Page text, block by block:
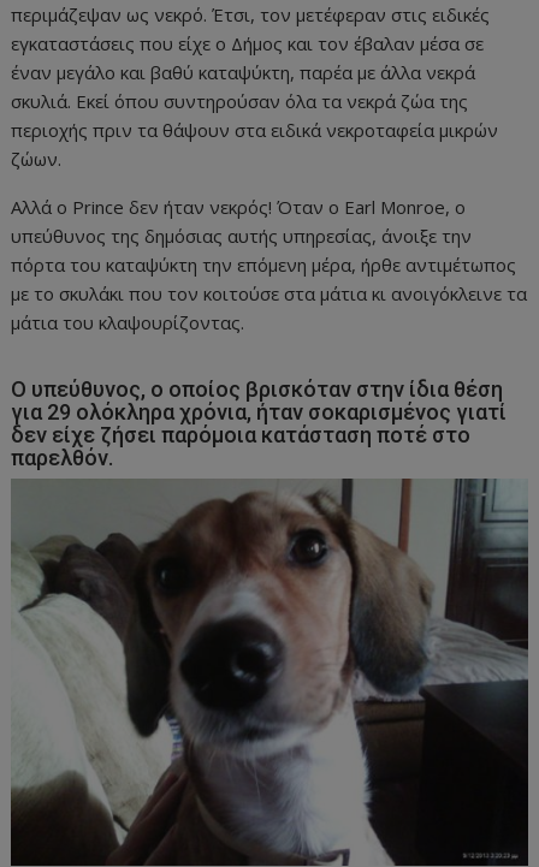
περιμάζεψαν ως νεκρό. Έτσι, τον μετέφεραν στις ειδικές
εγκαταστάσεις που είχε ο Δήμος και τον έβαλαν μέσα σε
έναν μεγάλο και βαθύ καταψύκτη, παρέα με άλλα νεκρά
σκυλιά. Εκεί όπου συντηρούσαν όλα τα νεκρά ζώα της
περιοχής πριν τα θάψουν στα ειδικά νεκροταφεία μικρών
ζώων.
Αλλά ο Prince δεν ήταν νεκρός! Όταν ο Earl Monroe, ο
υπεύθυνος της δημόσιας αυτής υπηρεσίας, άνοιξε την
πόρτα του καταψύκτη την επόμενη μέρα, ήρθε αντιμέτωπος
με το σκυλάκι που τον κοιτούσε στα μάτια κι ανοιγόκλεινε τα
μάτια του κλαψουρίζοντας.
Ο υπεύθυνος, ο οποίος βρισκόταν στην ίδια θέση
για 29 ολόκληρα χρόνια, ήταν σοκαρισμένος γιατί
δεν είχε ζήσει παρόμοια κατάσταση ποτέ στο
παρελθόν.